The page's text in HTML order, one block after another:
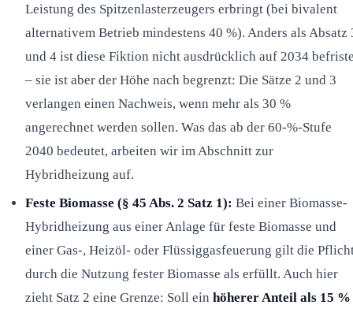
Leistung des Spitzenlasterzeugers erbringt (bei bivalent
alternativem Betrieb mindestens 40 %). Anders als Absatz
und 4 ist diese Fiktion nicht ausdrücklich auf 2034
– sie ist aber der Höhe nach begrenzt: Die Sätze 2 und 3
verlangen einen Nachweis, wenn mehr als 30 %
angerechnet werden sollen. Was das ab der 60-%-Stufe
2040 bedeutet, arbeiten wir im Abschnitt zur
Hybridheizung auf.
Feste Biomasse (§ 45 Abs. 2 Satz 1): Bei einer Biomasse-
Hybridheizung aus einer Anlage für feste Biomasse und
einer Gas-, Heizöl- oder Flüssiggasfeuerung gilt die
durch die Nutzung fester Biomasse als erfüllt. Auch hier
zieht Satz 2 eine Grenze: Soll ein höherer Anteil als 15 %